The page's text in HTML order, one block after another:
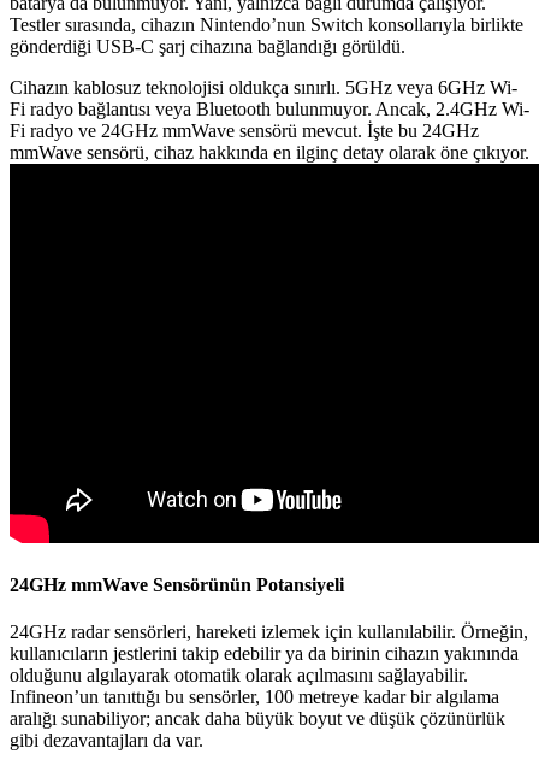
Testler sırasında, cihazın Nintendo’nun Switch konsollarıyla birlikte
gönderdiği USB-C şarj cihazına bağlandığı görüldü.
Cihazın kablosuz teknolojisi oldukça sınırlı. 5GHz veya 6GHz Wi-
Fi radyo bağlantısı veya Bluetooth bulunmuyor. Ancak, 2.4GHz Wi-
Fi radyo ve 24GHz mmWave sensörü mevcut. İşte bu 24GHz
mmWave sensörü, cihaz hakkında en ilginç detay olarak öne çıkıyor.
24GHz mmWave Sensörünün Potansiyeli
24GHz radar sensörleri, hareketi izlemek için kullanılabilir. Örneğin,
kullanıcıların jestlerini takip edebilir ya da birinin cihazın yakınında
olduğunu algılayarak otomatik olarak açılmasını sağlayabilir.
Infineon’un tanıttığı bu sensörler, 100 metreye kadar bir algılama
aralığı sunabiliyor; ancak daha büyük boyut ve düşük çözünürlük
gibi dezavantajları da var.